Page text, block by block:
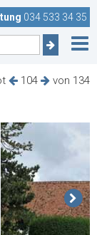
034 533 34 35
104 von 134